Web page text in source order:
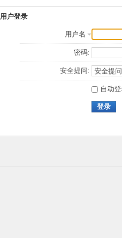
用户登录
用户名
密码:
安全提问:
自动
登录